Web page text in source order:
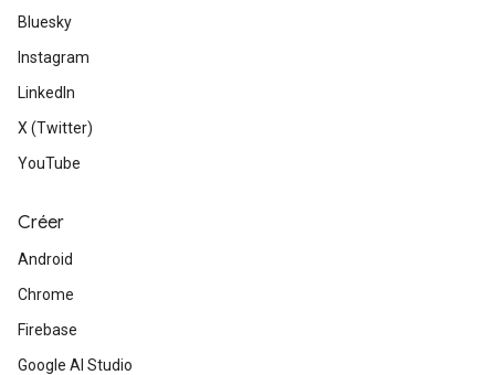
Bluesky
Instagram
LinkedIn
X (Twitter)
YouTube
Créer
Android
Chrome
Firebase
Google AI Studio